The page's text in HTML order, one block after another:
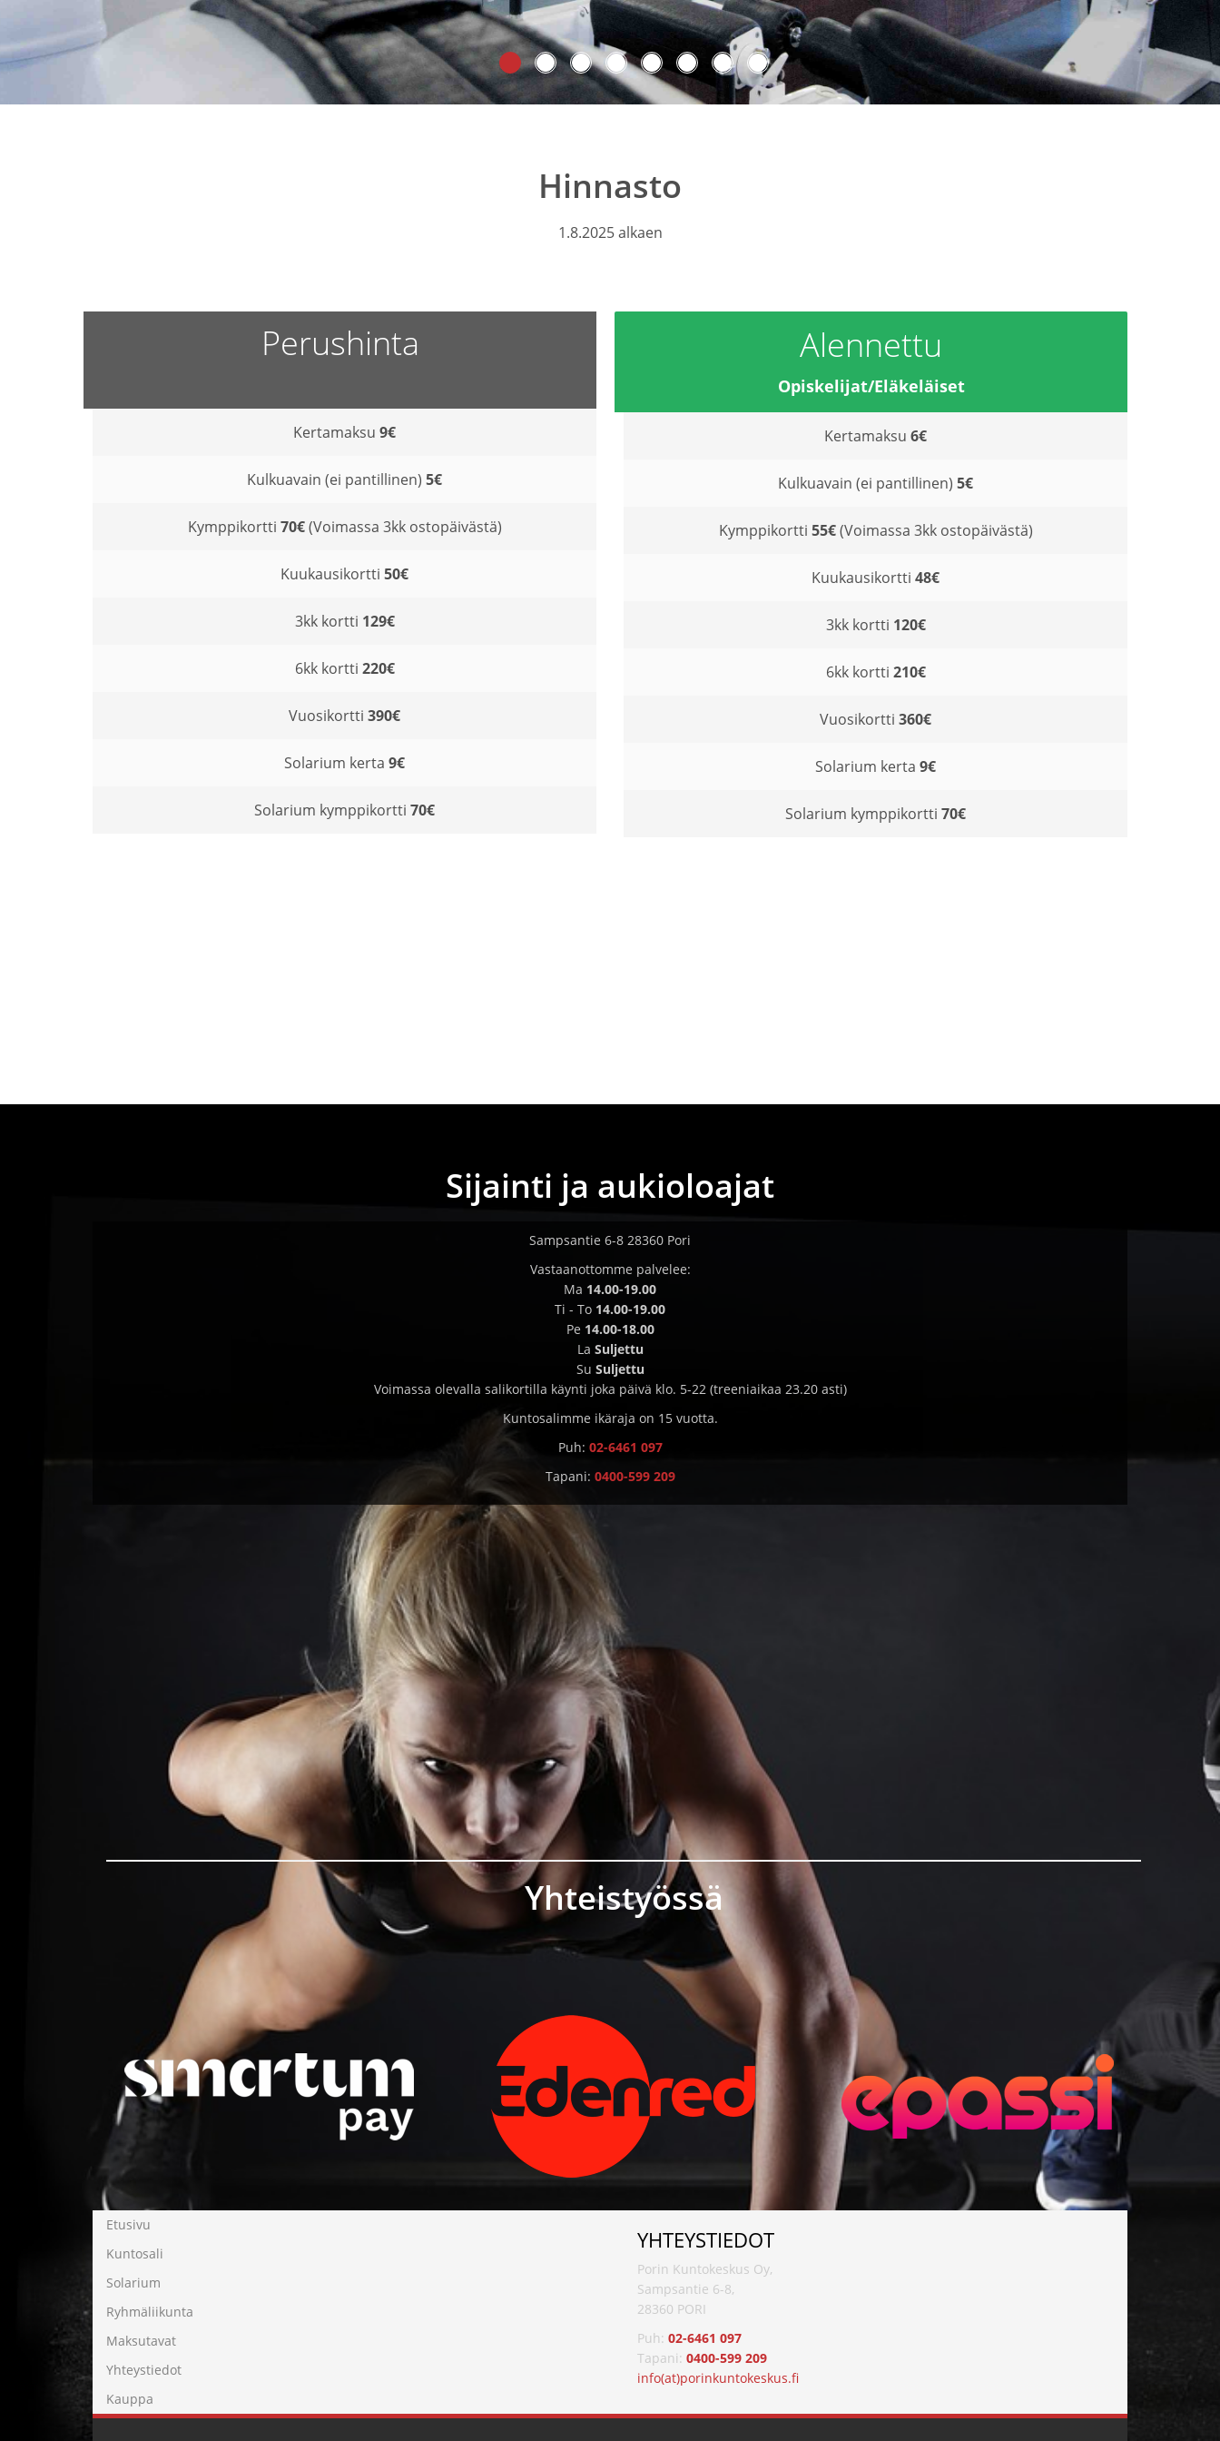
Hinnasto
1.8.2025 alkaen
Perushinta
Kertamaksu 9€
Kulkuavain (ei pantillinen) 5€
Kymppikortti 70€(Voimassa 3kk ostopäivästä)
Kuukausikortti 50€
3kk kortti 129€
6kk kortti 220€
Vuosikortti 390€
Solarium kerta 9€
Solarium kymppikortti 70€
Alennettu
Opiskelijat/Eläkeläiset
Kertamaksu 6€
Kulkuavain (ei pantillinen) 5€
Kymppikortti 55€(Voimassa 3kk ostopäivästä)
Kuukausikortti 48€
3kk kortti 120€
6kk kortti 210€
Vuosikortti 360€
Solarium kerta 9€
Solarium kymppikortti 70€
Sijainti ja aukioloajat
Sampsantie 6-8 28360 Pori
Vastaanottomme palvelee:
Ma 14.00-19.00
Ti - To 14.00-19.00
Pe 14.00-18.00
La Suljettu
Su Suljettu
Voimassa olevalla salikortilla käynti joka päivä klo. 5-22 (treeniaikaa 23.20 asti)
Kuntosalimme ikäraja on 15 vuotta.
Puh: 02-6461 097
Tapani: 0400-599 209
Yhteistyössä
Etusivu
Kuntosali
Solarium
Ryhmäliikunta
Maksutavat
Yhteystiedot
Kauppa
YHTEYSTIEDOT
Porin Kuntokeskus Oy,
Sampsantie 6-8,
28360 PORI
Puh: 02-6461 097
Tapani: 0400-599 209
info(at)porinkuntokeskus.fi